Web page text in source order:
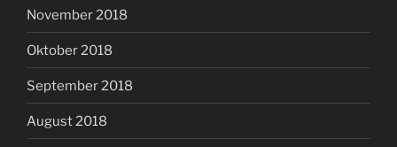
November 2018
Oktober 2018
September 2018
August 2018